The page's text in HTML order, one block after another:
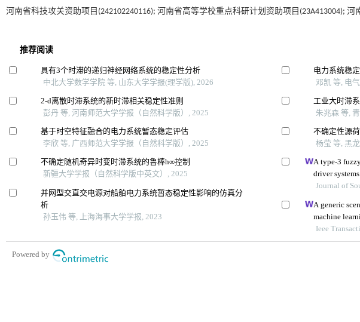
河南省科技攻关资助项目(242102240116); 河南省高等学校重点科研计划资助项目(23A413004);